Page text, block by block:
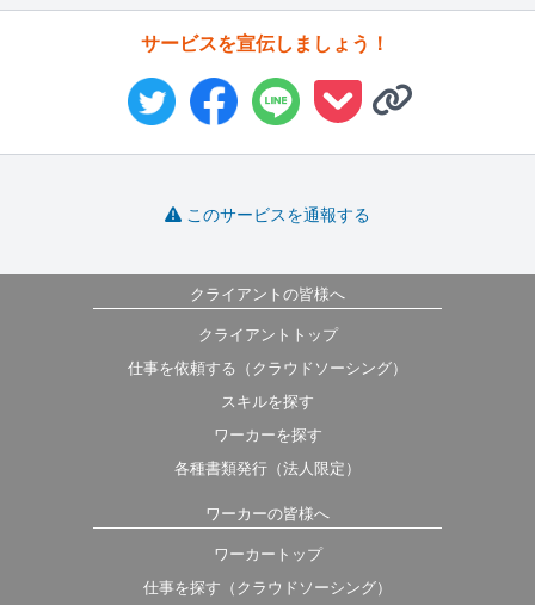
サービスを宣伝しましょう！
このサービスを通報する
クライアントの皆様へ
クライアントトップ
仕事を依頼する（クラウドソーシング）
スキルを探す
ワーカーを探す
各種書類発行（法人限定）
ワーカーの皆様へ
ワーカートップ
仕事を探す（クラウドソーシング）